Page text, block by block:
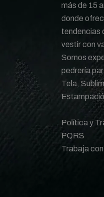
más de 15
donde
tendencias
vestir con
Somos
pedrería
Tela,
Política y
PQRS
Trabaja